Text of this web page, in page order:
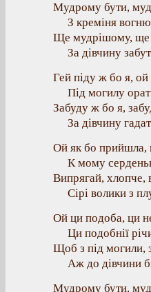
Мудрому бути,
З креміня
Ще мудрішому, ще
За дівчину
Гей піду ж бо я,
Під могилу
Забуду ж бо я,
За дівчину
Ой як бо прийшла,
К мому
Випрягай, хлопче,
Сірі волики з
Ой ци подоба, ци
Ци подобнії
Щоб з під могили,
Аж до дівчини
Мудрому бути,